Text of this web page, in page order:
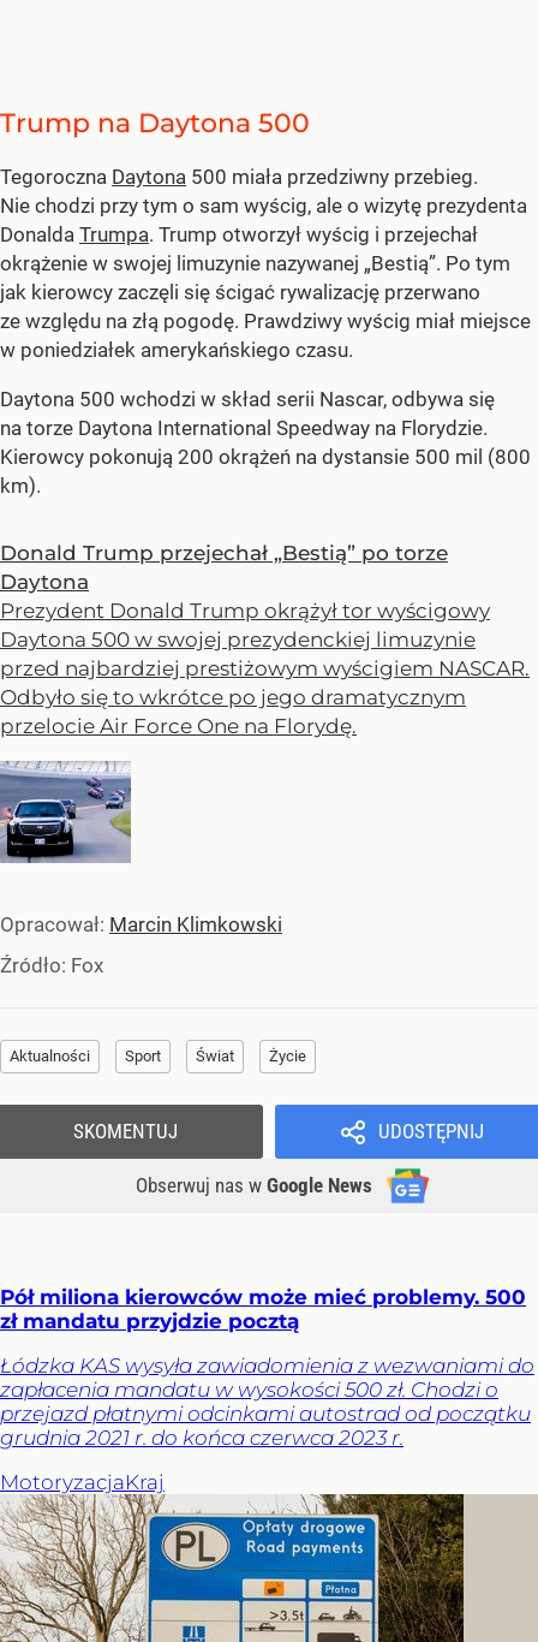
Trump na Daytona 500
Tegoroczna Daytona 500 miała przedziwny przebieg.
Nie chodzi przy tym o sam wyścig, ale o wizytę prezydenta
Donalda Trumpa. Trump otworzył wyścig i przejechał
okrążenie w swojej limuzynie nazywanej „Bestią”. Po tym
jak kierowcy zaczęli się ścigać rywalizację przerwano
ze względu na złą pogodę. Prawdziwy wyścig miał miejsce
w poniedziałek amerykańskiego czasu.
Daytona 500 wchodzi w skład serii Nascar, odbywa się
na torze Daytona International Speedway na Florydzie.
Kierowcy pokonują 200 okrążeń na dystansie 500 mil (800
km).
Donald Trump przejechał „Bestią” po torze
Daytona
Prezydent Donald Trump okrążył tor wyścigowy
Daytona 500 w swojej prezydenckiej limuzynie
przed najbardziej prestiżowym wyścigiem NASCAR.
Odbyło się to wkrótce po jego dramatycznym
przelocie Air Force One na Florydę.
Opracował: Marcin Klimkowski
Źródło: Fox
Aktualności Sport Świat Życie
UDOSTĘPNIJ
Obserwuj nas w Google News
SKOMENTUJ
Pół miliona kierowców może mieć problemy. 500
zł mandatu przyjdzie pocztą
Łódzka KAS wysyła zawiadomienia z wezwaniami do
zapłacenia mandatu w wysokości 500 zł. Chodzi o
przejazd płatnymi odcinkami autostrad od początku
grudnia 2021 r. do końca czerwca 2023 r.
MotoryzacjaKraj